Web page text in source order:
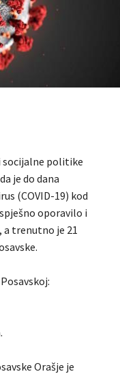
socijalne politike
je do dana
(COVID-19) kod
oporavilo i
a trenutno je 21
Orašje je